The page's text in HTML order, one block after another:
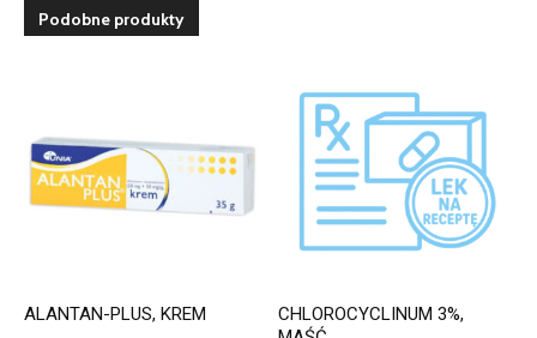
Podobne produkty
ALANTAN-PLUS, KREM
CHLOROCYCLINUM 3%,